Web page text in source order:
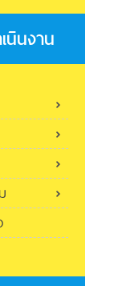
นินงาน